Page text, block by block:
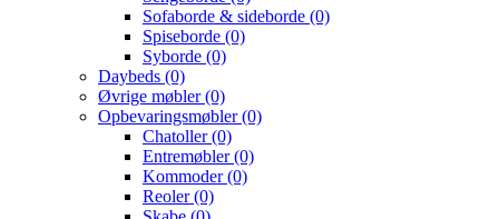
Sofaborde & sideborde (0)
Spiseborde (0)
Syborde (0)
Daybeds (0)
Øvrige møbler(0)
Opbevaringsmøbler(0)
Chatoller(0)
Entremøbler(0)
Kommoder(0)
Reoler(0)